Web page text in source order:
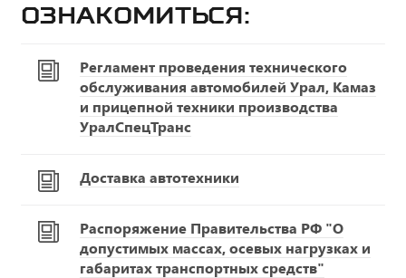
ознакомиться:
Регламент проведения технического
обслуживания автомобилей Урал, Камаз
и прицепной техники производства
УралСпецТранс
Доставка автотехники
Распоряжение Правительства РФ "О
допустимых массах, осевых нагрузках и
габаритах транспортных средств"